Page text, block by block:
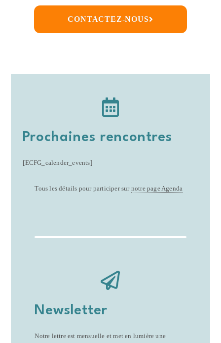
CONTACTEZ-NOUS
Prochaines rencontres
[ECFG_calender_events]
Tous les détails pour participer sur notre page Agenda
Newsletter
Notre lettre est mensuelle et met en lumière une